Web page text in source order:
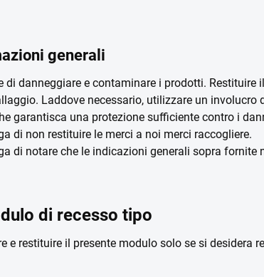
generali
di danneggiare e contaminare i prodotti.
Laddove necessario, utilizzare un
garantisca una protezione sufficiente contro i
di non restituire le merci a noi merci raccogliere.
di notare che le indicazioni generali sopra
di recesso tipo
e restituire il presente modulo solo se si desidera